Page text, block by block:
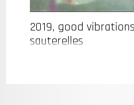
2019, good
sauterelles